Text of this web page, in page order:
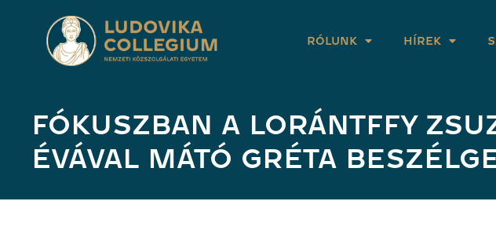
RÓLUNK HÍREK
FÓKUSZBAN A LORÁNTFFY
ÉVÁVAL MÁTÓ GRÉTA